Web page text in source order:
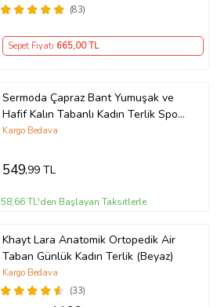
(83)
Sepet Fiyatı 665,00 TL
Sermoda Çapraz Bant Yumuşak ve
Hafif Kalın Tabanlı Kadın Terlik Spor
Terlik 521/2 (Siyah-Taba)
Kargo Bedava
549,99 TL
58,66 TL'den Başlayan Taksitlerle
Khayt Lara Anatomik Ortopedik Air
Taban Günlük Kadın Terlik (Beyaz)
(33)
Kargo Bedava